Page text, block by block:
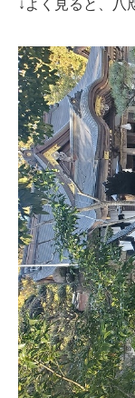
↓よく見ると、八